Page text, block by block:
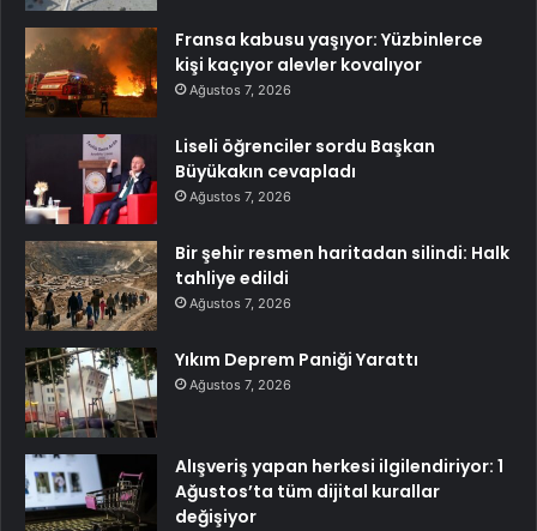
Fransa kabusu yaşıyor: Yüzbinlerce
kişi kaçıyor alevler kovalıyor
Ağustos 7, 2026
Liseli öğrenciler sordu Başkan
Büyükakın cevapladı
Ağustos 7, 2026
Bir şehir resmen haritadan silindi: Halk
tahliye edildi
Ağustos 7, 2026
Yıkım Deprem Paniği Yarattı
Ağustos 7, 2026
Alışveriş yapan herkesi ilgilendiriyor: 1
Ağustos’ta tüm dijital kurallar
değişiyor